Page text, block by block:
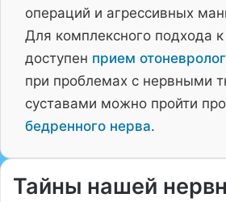
операций и агрессивных
Для комплексного подхода
доступен прием
при проблемах с нервными
суставами можно пройти
бедренного нерва.
Тайны нашей